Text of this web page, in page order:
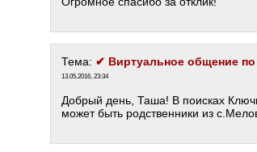
Тема: ✔ Виртуальное общение по
13.05.2016, 23:34
Добрый день, Таша! В поисках
может быть родственники из